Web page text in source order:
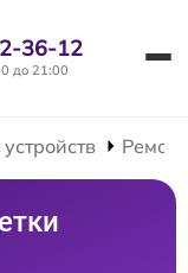
36-12
до 21:00